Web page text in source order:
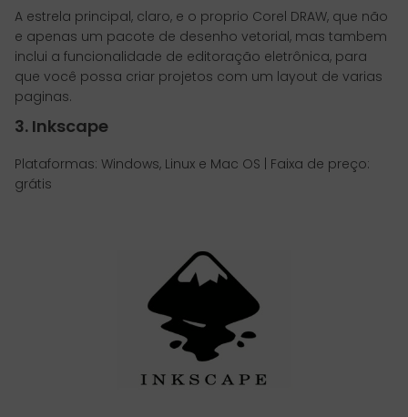
A estrela principal, claro, e o proprio Corel DRAW, que não
e apenas um pacote de desenho vetorial, mas tambem
inclui a funcionalidade de editoração eletrônica, para
que você possa criar projetos com um layout de varias
paginas.
3. Inkscape
Plataformas: Windows, Linux e Mac OS | Faixa de preço:
grátis